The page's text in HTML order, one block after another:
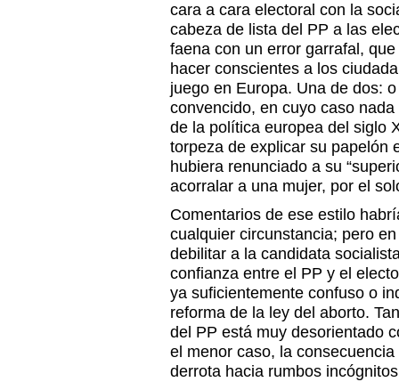
cara a cara electoral con la
cabeza de lista del PP a las
faena con un error garrafal,
hacer conscientes a los
juego en Europa. Una de dos:
convencido, en cuyo caso
de la política europea del siglo
torpeza de explicar su papelón
hubiera renunciado a su
acorralar a una mujer, por el
Comentarios de ese estilo
cualquier circunstancia; pero
debilitar a la candidata
confianza entre el PP y el
ya suficientemente confuso o
reforma de la ley del aborto.
del PP está muy desorientado
el menor caso, la
derrota hacia rumbos